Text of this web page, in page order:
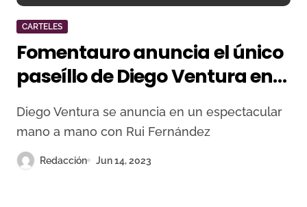
CARTELES
Fomentauro anuncia el único
paseíllo de Diego Ventura en
la provincia de Málaga para
esta temporada
Diego Ventura se anuncia en un espectacular
mano a mano con Rui Fernández
Redacción Jun 14, 2023